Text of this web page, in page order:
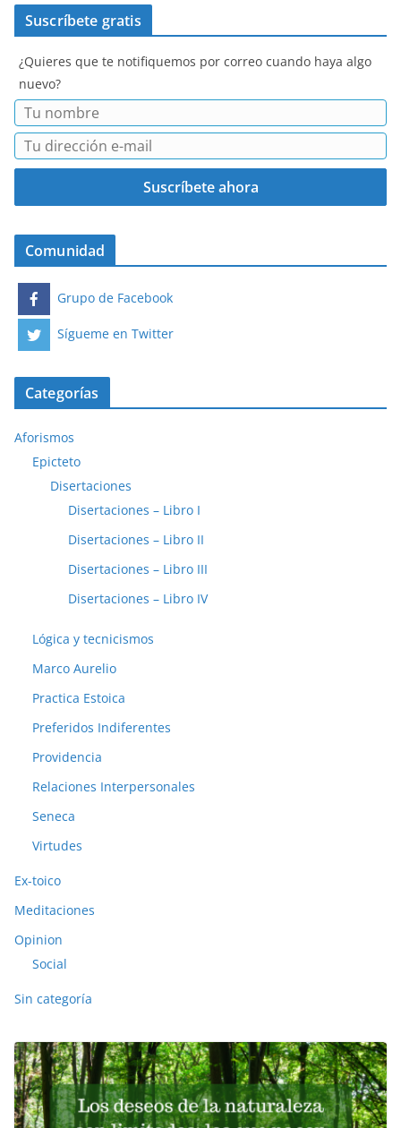
Suscríbete gratis
¿Quieres que te notifiquemos por correo cuando haya algo
nuevo?
Comunidad
Grupo de Facebook
Sígueme en Twitter
Categorías
Aforismos
Epicteto
Disertaciones
Disertaciones – Libro I
Disertaciones – Libro II
Disertaciones – Libro III
Disertaciones – Libro IV
Lógica y tecnicismos
Marco Aurelio
Practica Estoica
Preferidos Indiferentes
Providencia
Relaciones Interpersonales
Seneca
Virtudes
Ex-toico
Meditaciones
Opinion
Social
Sin categoría